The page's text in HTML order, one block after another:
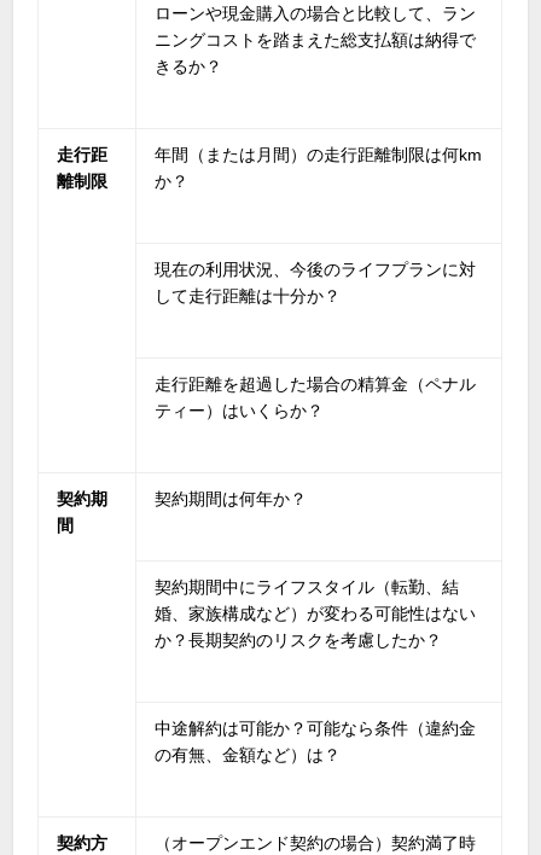
ローンや現金購入の場合と比較して、ラン
ニングコストを踏まえた総支払額は納得で
きるか？
走行距
離制限
年間（または月間）の走行距離制限は何km
か？
現在の利用状況、今後のライフプランに対
して走行距離は十分か？
走行距離を超過した場合の精算金（ペナル
ティー）はいくらか？
契約期
間
契約期間は何年か？
契約期間中にライフスタイル（転勤、結
婚、家族構成など）が変わる可能性はない
か？長期契約のリスクを考慮したか？
中途解約は可能か？可能なら条件（違約金
の有無、金額など）は？
契約方
（オープンエンド契約の場合）契約満了時